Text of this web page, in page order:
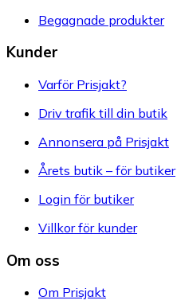
Begagnade produkter
Kunder
Varför Prisjakt?
Driv trafik till din butik
Annonsera på Prisjakt
Årets butik – för butiker
Login för butiker
Villkor för kunder
Om oss
Om Prisjakt